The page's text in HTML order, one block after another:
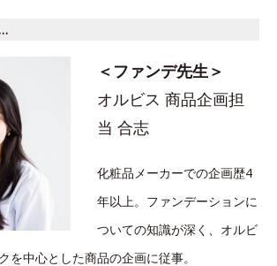
…
＜ファンデ先生＞
オルビス 商品企画担
当 合志
化粧品メーカーでの企画歴4
年以上。ファンデーションに
ついての知識が深く、オルビ
を中心とした商品の企画に従事。